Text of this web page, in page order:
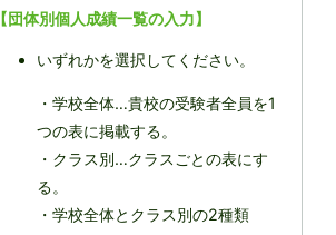
【団体別個人成績一覧の入力】
いずれかを選択してください。
・学校全体…貴校の受験者全員を1
つの表に掲載する。
・クラス別…クラスごとの表にす
る。
・学校全体とクラス別の2種類